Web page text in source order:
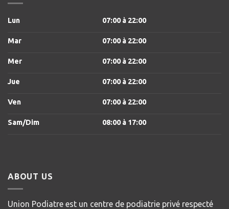
Lun 07:00à 22:00
Mar 07:00à 22:00
Mer 07:00à 22:00
Jue 07:00à 22:00
Ven 07:00à 22:00
Sam/Dim 08:00à 17:00
ABOUT US
Union Podiatre est un centre de podiatrie privé respecté